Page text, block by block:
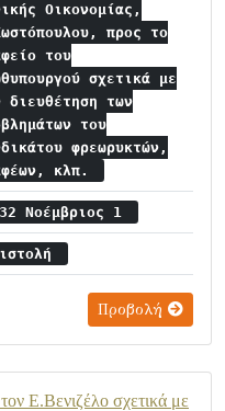
Οικονομίας,
προς το
του
σχετικά με
διευθέτηση των
του
φρεωρυκτών,
κλπ.
Νοέμβριος 1
Προβολή
Ε.Βενιζέλο σχετικά με